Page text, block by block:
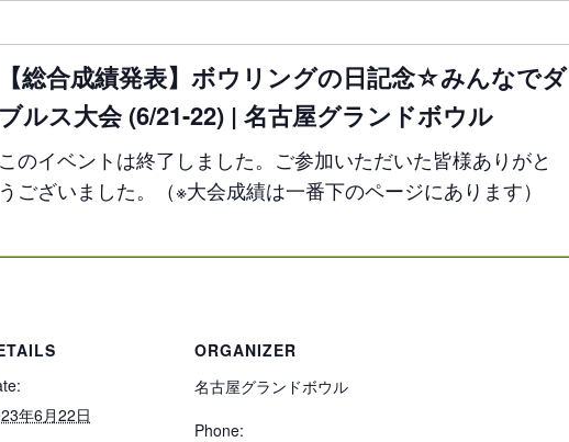
【総合成績発表】ボウリングの日記念☆みんなでダ
ブルス大会 (6/21-22) | 名古屋グランドボウル
このイベントは終了しました。ご参加いただいた皆様ありがと
うございました。（※大会成績は一番下のページにあります）
年6月22日
ORGANIZER
名古屋グランドボウル
Phone: